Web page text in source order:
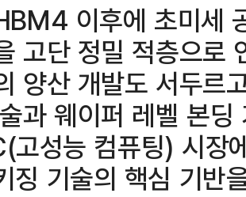
이후에 초미세
고단 정밀 적층으로
양산 개발도 서두르
과 웨이퍼 레벨 본
성능 컴퓨팅) 시장
징 기술의 핵심 기반